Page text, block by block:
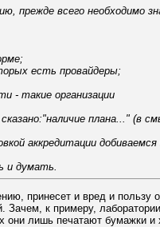
прежде всего необходимо
есть провайдеры;
- такие организации
плана..." (в
аккредитации
и думать.
принесет и вред и
Зачем, к примеру,
лишь печатают бумажки и